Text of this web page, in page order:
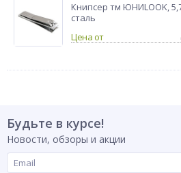
Книпсер тм ЮНИLOOK,
сталь
Будьте в курсе!
Новости, обзоры и акции